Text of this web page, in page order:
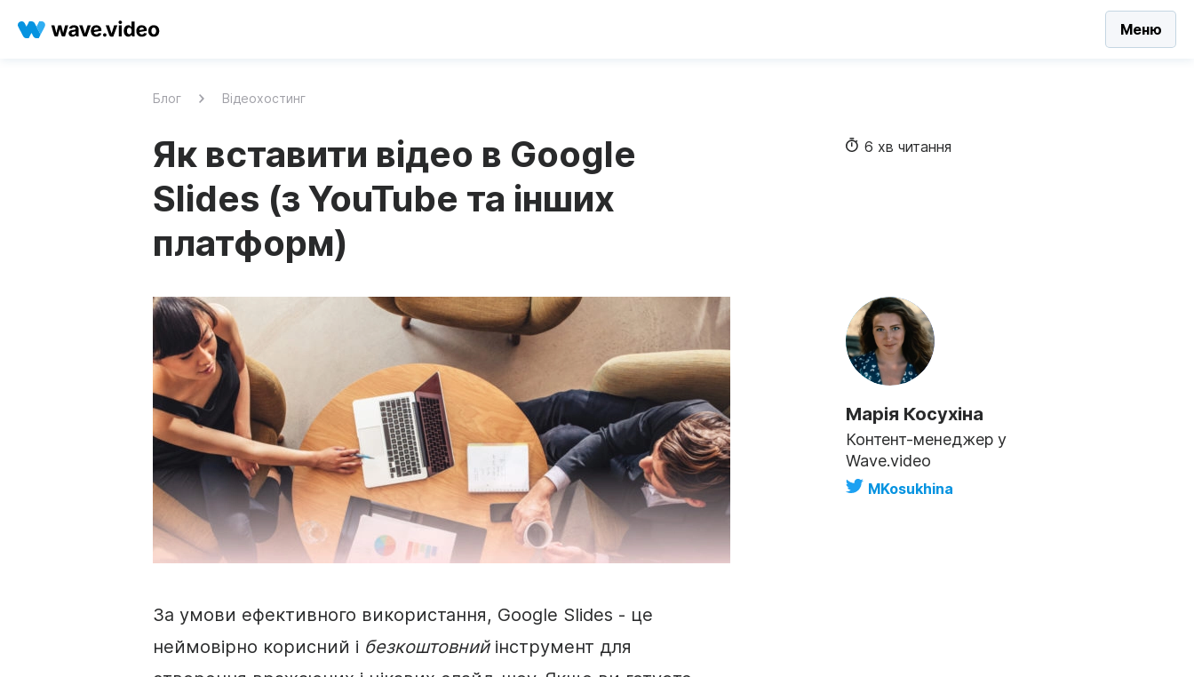
Меню
Блог Відеохостинг
Як вставити відео в Google
Slides (з YouTube та інших
платформ)
6 хв читання
Марія Косухіна
Контент-менеджер у
Wave.video
MKosukhina
За умови ефективного використання, Google Slides - це
неймовірно корисний і безкоштовнийінструмент для